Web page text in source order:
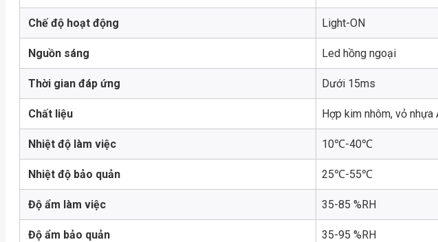
Chế độ hoạt động Light-ON
Nguồn sáng Led hồng ngoại
Thời gian đáp ứng Dưới 15ms
Chất liệu Hợp kim nhôm, vỏ nhựa
Nhiệt độ làm việc 10℃-40℃
Nhiệt độ bảo quản 25℃-55℃
Độ ẩm làm việc 35-85 %RH
Độ ẩm bảo quản 35-95 %RH